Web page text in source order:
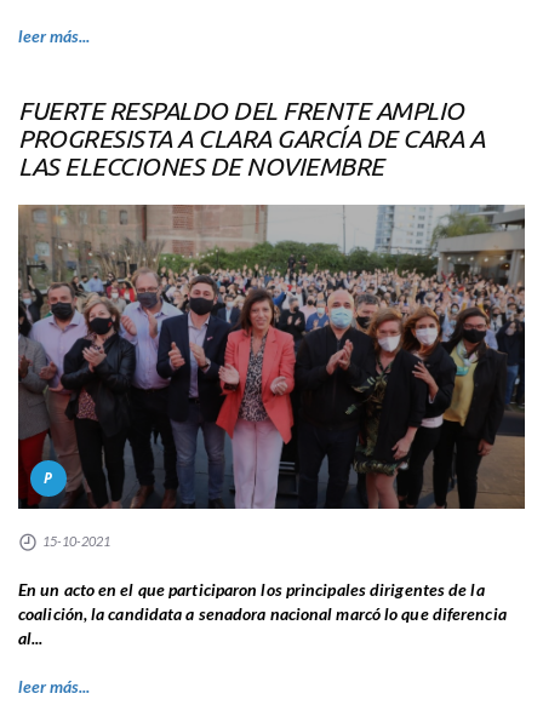
leer más...
FUERTE RESPALDO DEL FRENTE AMPLIO
PROGRESISTA A CLARA GARCÍA DE CARA A
LAS ELECCIONES DE NOVIEMBRE
P
15-10-2021
En un acto en el que participaron los principales dirigentes de la
coalición, la candidata a senadora nacional marcó lo que diferencia
al...
leer más...